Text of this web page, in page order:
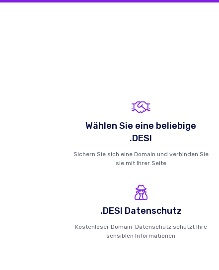
Wählen Sie eine beliebige
.DESI
Sichern Sie sich eine Domain und verbinden Sie
sie mit Ihrer Seite
.DESI Datenschutz
Kostenloser Domain-Datenschutz schützt Ihre
sensiblen Informationen